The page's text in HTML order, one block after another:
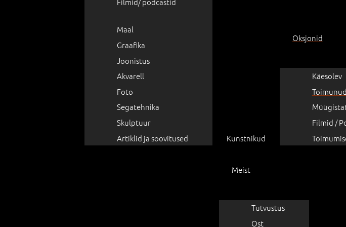
Maal
Graafika
Joonistus
Akvarell
Foto
Segatehnika
Skulptuur
Artiklid ja soovitused
Kunstnikud
Oksjonid
Käesolev
Toimunud
Filmid /
Meist
Tutvustus
Ost